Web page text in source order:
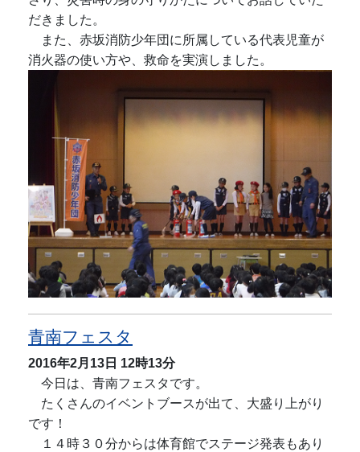
だきました。
また、赤坂消防少年団に所属している代表児童が
消火器の使い方や、救命を実演しました。
青南フェスタ
2016年2月13日 12時13分
今日は、青南フェスタです。
たくさんのイベントブースが出て、大盛り上がり
です！
１４時３０分からは体育館でステージ発表もあり